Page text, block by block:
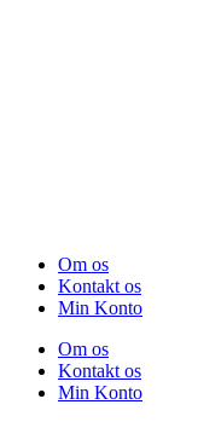
Om os
Kontakt os
Min Konto
Om os
Kontakt os
Min Konto